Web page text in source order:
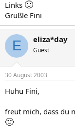
Links 🙂
Grüßle Fini
E eliza*day
Guest
30 August 2003
Huhu Fini,
freut mich, dass du
🙂